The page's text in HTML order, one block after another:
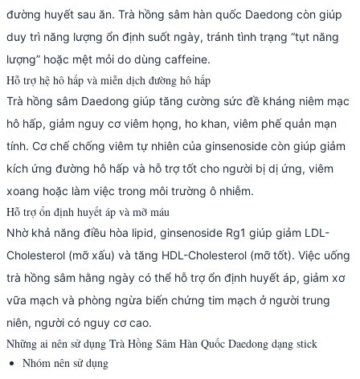
đường huyết sau ăn. Trà hồng sâm hàn quốc Daedong còn giúp
duy trì năng lượng ổn định suốt ngày, tránh tình trạng “tụt năng
lượng” hoặc mệt mỏi do dùng caffeine.
Hỗ trợ hệ hô hấp và miễn dịch đường hô hấp
Trà hồng sâm Daedong giúp tăng cường sức đề kháng niêm mạc
hô hấp, giảm nguy cơ viêm họng, ho khan, viêm phế quản mạn
tính. Cơ chế chống viêm tự nhiên của ginsenoside còn giúp giảm
kích ứng đường hô hấp và hỗ trợ tốt cho người bị dị ứng, viêm
xoang hoặc làm việc trong môi trường ô nhiễm.
Hỗ trợ ổn định huyết áp và mỡ máu
Nhờ khả năng điều hòa lipid, ginsenoside Rg1 giúp giảm LDL-
Cholesterol (mỡ xấu) và tăng HDL-Cholesterol (mỡ tốt). Việc uống
trà hồng sâm hằng ngày có thể hỗ trợ ổn định huyết áp, giảm xơ
vữa mạch và phòng ngừa biến chứng tim mạch ở người trung
niên, người có nguy cơ cao.
Những ai nên sử dụng Trà Hồng Sâm Hàn Quốc Daedong dạng stick
Nhóm nên sử dụng